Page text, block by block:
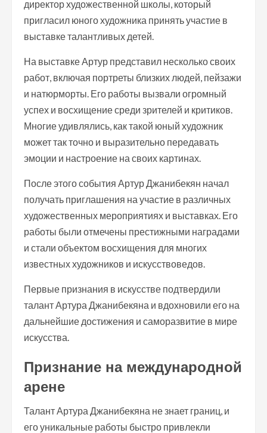
директор художественной школы, который
пригласил юного художника принять участие в
выставке талантливых детей.
На выставке Артур представил несколько своих
работ, включая портреты близких людей, пейзажи
и натюрморты. Его работы вызвали огромный
успех и восхищение среди зрителей и критиков.
Многие удивлялись, как такой юный художник
может так точно и выразительно передавать
эмоции и настроение на своих картинах.
После этого события Артур Джанибекян начал
получать приглашения на участие в различных
художественных мероприятиях и выставках. Его
работы были отмечены престижными наградами
и стали объектом восхищения для многих
известных художников и искусствоведов.
Первые признания в искусстве подтвердили
талант Артура Джанибекяна и вдохновили его на
дальнейшие достижения и саморазвитие в мире
искусства.
Признание на международной
арене
Талант Артура Джанибекяна не знает границ, и
его уникальные работы быстро привлекли